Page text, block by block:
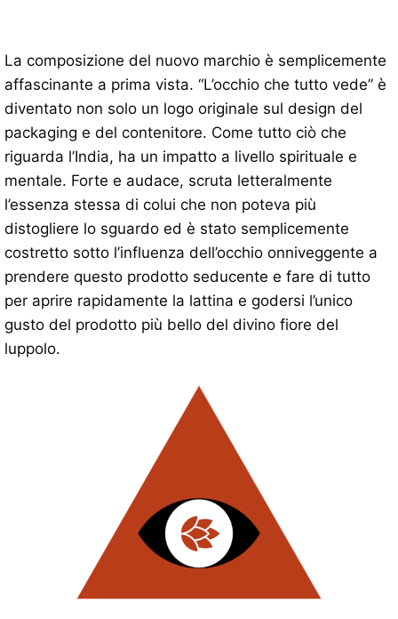
La composizione del nuovo marchio è semplicemente
affascinante a prima vista. “L’occhio che tutto vede” è
diventato non solo un logo originale sul design del
packaging e del contenitore. Come tutto ciò che
riguarda l’India, ha un impatto a livello spirituale e
mentale. Forte e audace, scruta letteralmente
l’essenza stessa di colui che non poteva più
distogliere lo sguardo ed è stato semplicemente
costretto sotto l’influenza dell’occhio onniveggente a
prendere questo prodotto seducente e fare di tutto
per aprire rapidamente la lattina e godersi l’unico
gusto del prodotto più bello del divino fiore del
luppolo.